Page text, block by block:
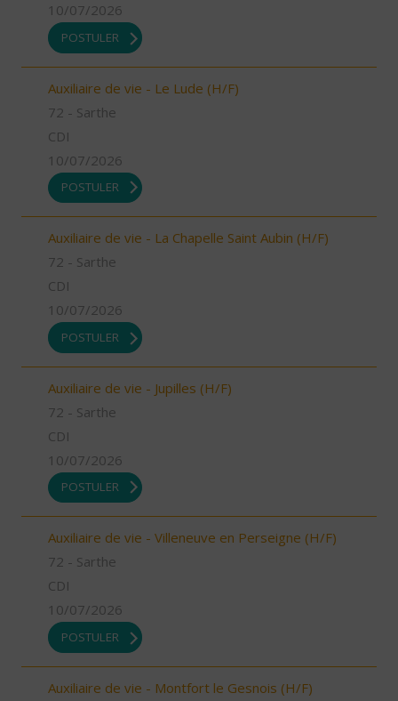
10/07/2026
POSTULER
Auxiliaire de vie - Le Lude (H/F)
72 - Sarthe
CDI
10/07/2026
POSTULER
Auxiliaire de vie - La Chapelle Saint Aubin (H/F)
72 - Sarthe
CDI
10/07/2026
POSTULER
Auxiliaire de vie - Jupilles (H/F)
72 - Sarthe
CDI
10/07/2026
POSTULER
Auxiliaire de vie - Villeneuve en Perseigne (H/F)
72 - Sarthe
CDI
10/07/2026
POSTULER
Auxiliaire de vie - Montfort le Gesnois (H/F)